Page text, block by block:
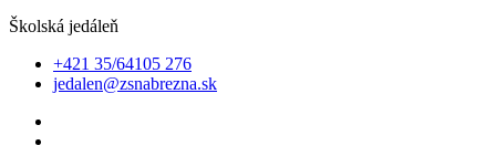
Školská jedáleň
+421 35/64105 276
jedalen@zsnabrezna.sk